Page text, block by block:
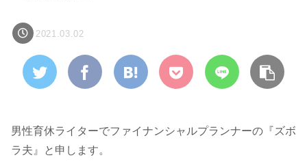
2021.03.02
男性育休ライターでファイナンシャルプランナーの『ズボ
ラ夫』と申します。